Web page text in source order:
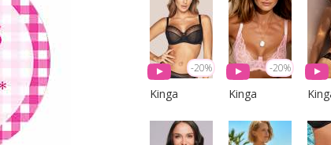
-20%
Kinga
-20%
Kinga